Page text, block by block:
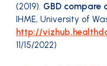
(2019). GBD compare
IHME, University of
http://
11/15/2022)